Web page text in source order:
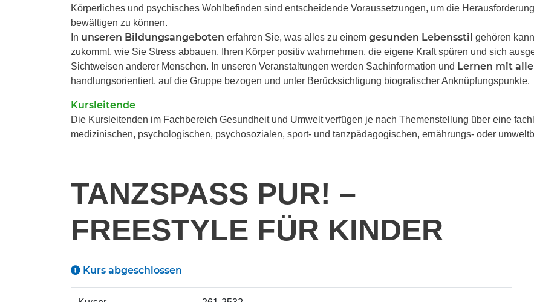
Körperliches und psychisches Wohlbefinden sind entscheidende Voraussetzungen, um die
bewältigen zu können.
In unseren Bildungsangeboten erfahren Sie, was alles zu einem gesunden Lebensstil gehören
zukommt, wie Sie Stress abbauen, Ihren Körper positiv wahrnehmen, die eigene Kraft spüren und sich
Sichtweisen anderer Menschen. In unseren Veranstaltungen werden Sachinformation und Lernen mit
handlungsorientiert, auf die Gruppe bezogen und unter Berücksichtigung biografischer Anknüpfungspunkte.
Kursleitende
Die Kursleitenden im Fachbereich Gesundheit und Umwelt verfügen je nach Themenstellung über eine
medizinischen, psychologischen, psychosozialen, sport- und tanzpädagogischen, ernährungs- oder
TANZSPASS PUR! – F
REESTYLE FÜR KINDER
Kurs abgeschlossen